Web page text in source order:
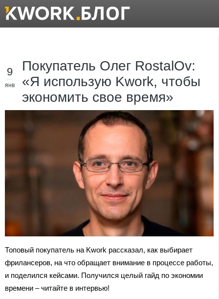
9
янв
Покупатель Олег RostalOv:
«Я использую Kwork, чтобы
экономить свое время»
Топовый покупатель на Kwork рассказал, как выбирает
фрилансеров, на что обращает внимание в процессе работы,
и поделился кейсами. Получился целый гайд по экономии
времени – читайте в интервью!